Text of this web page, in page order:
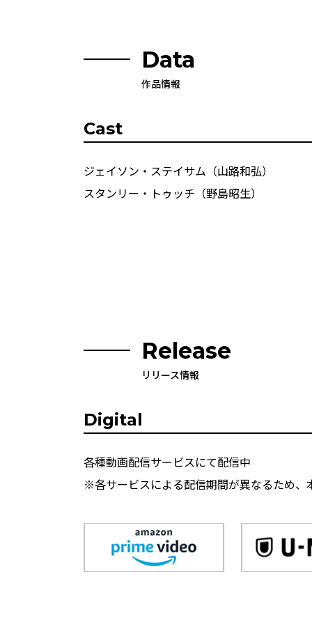
Data
作品情報
Cast
ジェイソン・ステイサム（山路和弘）
スタンリー・トゥッチ（野島昭生）
Release
リリース情報
Digital
各種動画配信サービスにて配信中
※各サービスによる配信期間が異なるため、